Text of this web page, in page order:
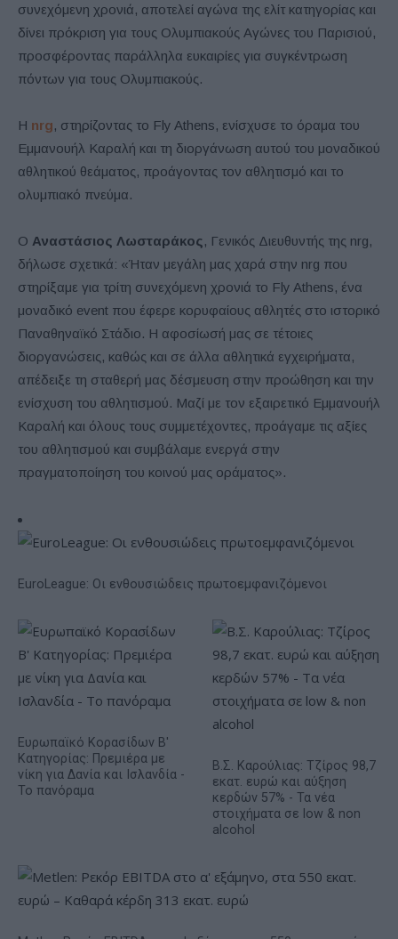
συνεχόμενη χρονιά, αποτελεί αγώνα της ελίτ κατηγορίας και
δίνει πρόκριση για τους Ολυμπιακούς Αγώνες του Παρισιού,
προσφέροντας παράλληλα ευκαιρίες για συγκέντρωση
πόντων για τους Ολυμπιακούς.
Η nrg, στηρίζοντας το Fly Athens, ενίσχυσε το όραμα του
Εμμανουήλ Καραλή και τη διοργάνωση αυτού του μοναδικού
αθλητικού θεάματος, προάγοντας τον αθλητισμό και το
ολυμπιακό πνεύμα.
Ο Αναστάσιος Λωσταράκος , Γενικός Διευθυντής της nrg,
δήλωσε σχετικά: «Ήταν μεγάλη μας χαρά στην nrg που
στηρίξαμε για τρίτη συνεχόμενη χρονιά το Fly Athens, ένα
μοναδικό event που έφερε κορυφαίους αθλητές στο ιστορικό
Παναθηναϊκό Στάδιο. Η αφοσίωσή μας σε τέτοιες
διοργανώσεις, καθώς και σε άλλα αθλητικά εγχειρήματα,
απέδειξε τη σταθερή μας δέσμευση στην προώθηση και την
ενίσχυση του αθλητισμού. Μαζί με τον εξαιρετικό Εμμανουήλ
Καραλή και όλους τους συμμετέχοντες, προάγαμε τις αξίες
του αθλητισμού και συμβάλαμε ενεργά στην
πραγματοποίηση του κοινού μας οράματος».
EuroLeague: Οι ενθουσιώδεις πρωτοεμφανιζόμενοι
Ευρωπαϊκό Κορασίδων Β'
Κατηγορίας: Πρεμιέρα με
νίκη για Δανία και Ισλανδία -
Το πανόραμα
Β.Σ. Καρούλιας: Τζίρος 98,7
εκατ. ευρώ και αύξηση
κερδών 57% - Τα νέα
στοιχήματα σε low & non
alcohol